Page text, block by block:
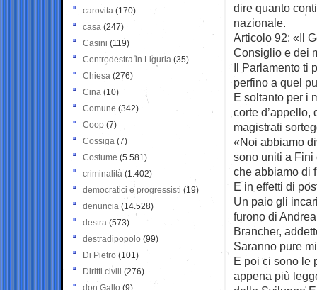
dire quanto
nazionale.
Articolo 92: «Il
Consiglio e dei
Il Parlamento ti
perfino a quel
E soltanto per i
corte d’appello,
magistrati
«Noi abbiamo
sono uniti a Fini
che abbiamo di
E in effetti di
Un paio gli
furono di
Brancher,
Saranno pure
E poi ci sono le
appena più
carovita (170)
casa (247)
Casini (119)
Centrodestra in Liguria (35)
Chiesa (276)
Cina (10)
Comune (342)
Coop (7)
Cossiga (7)
Costume (5.581)
criminalità (1.402)
democratici e progressisti (19)
denuncia (14.528)
destra (573)
destradipopolo (99)
Di Pietro (101)
Diritti civili (276)
don Gallo (9)